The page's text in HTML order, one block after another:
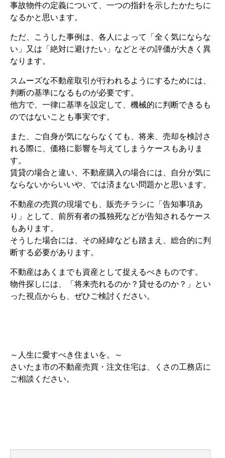
事故物件の定義について、一つの指針を示したかたちに
なるかと思います。
ただ、こうした事例は、各人によって「全く気にならな
い」又は「絶対に避けたい」などとその評価が大きく異
なります。
スムーズな不動産取引が行われるようにするためには、
判断の基準になるものが必要です。
他方で、一律に基準を設定して、機械的に判断できるも
のではないことも事実です。
また、ご自身が気にならなくても、将来、売却を検討さ
れる際に、価格に影響を与えてしまうケースもありま
す。
賃貸の場合と違い、不動産購入の場合には、自分が気に
ならないからいいや、では済まない問題かと思います。
不動産の売買の現場でも、販売チラシに「告知事項あ
り」として、前所有者の孤独死などが告知されるケース
もあります。
そうした場合には、その経緯なども踏まえ、総合的に判
断する必要があります。
不動産はあくまでも資産として捉えるべきものです。
物件探しには、「将来売れるのか？貸せるのか？」とい
った視点からも、ぜひご検討ください。
～人生に愛すべき住まいを。～
さいたま市の不動産売買・注文住宅は、くさの工務店に
ご相談ください。